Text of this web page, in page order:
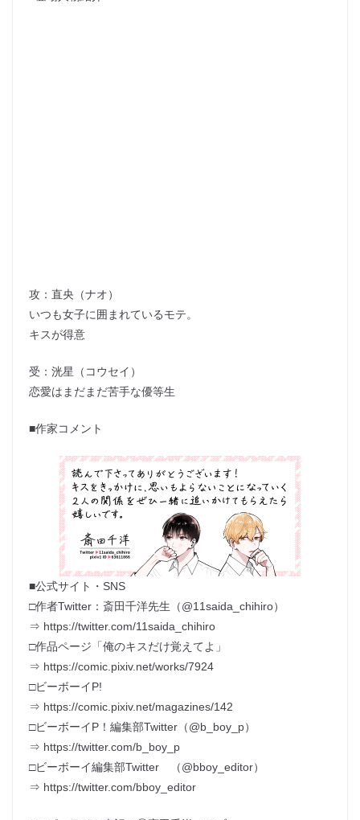
攻：直央（ナオ）
いつも女子に囲まれているモテ。
キスが得意
受：洸星（コウセイ）
恋愛はまだまだ苦手な優等生
■作家コメント
■公式サイト・SNS
□作者Twitter：斎田千洋先生（@11saida_chihiro）
⇒ https://twitter.com/11saida_chihiro
□作品ページ「俺のキスだけ覚えてよ」
⇒ https://comic.pixiv.net/works/7924
□ビーボーイP!
⇒ https://comic.pixiv.net/magazines/142
□ビーボーイP！編集部Twitter（@b_boy_p）
⇒ https://twitter.com/b_boy_p
□ビーボーイ編集部Twitter （@bboy_editor）
⇒ https://twitter.com/bboy_editor